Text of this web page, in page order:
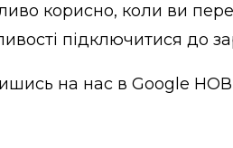
корисно, коли ви
підключитися до
на нас в Google